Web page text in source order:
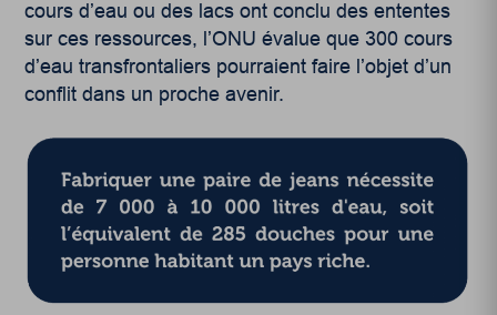
cours d’eau ou des lacs ont conclu des ententes
sur ces ressources, l’ONU évalue que 300 cours
d’eau transfrontaliers pourraient faire l’objet d’un
conflit dans un proche avenir.